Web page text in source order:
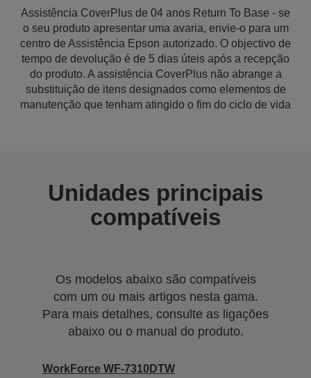
Assistência CoverPlus de 04 anos Return To Base - se
o seu produto apresentar uma avaria, envie-o para um
centro de Assistência Epson autorizado. O objectivo de
tempo de devolução é de 5 dias úteis após a recepção
do produto. A assistência CoverPlus não abrange a
substituição de itens designados como elementos de
manutenção que tenham atingido o fim do ciclo de vida
Unidades principais
compatíveis
Os modelos abaixo são compatíveis
com um ou mais artigos nesta gama.
Para mais detalhes, consulte as ligações
abaixo ou o manual do produto.
WorkForce WF-7310DTW